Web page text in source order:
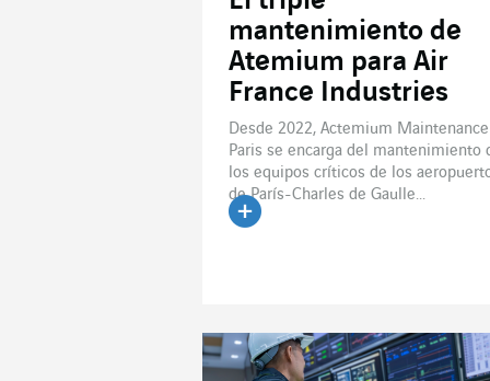
mantenimiento de
Atemium para Air
France Industries
Desde 2022, Actemium Maintenance
Paris se encarga del mantenimiento
los equipos críticos de los
de París-Charles de Gaulle...